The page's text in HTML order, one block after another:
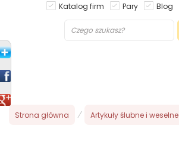
Katalog firm Pary Blog
Strona główna / Artykuły ślubne i weselne